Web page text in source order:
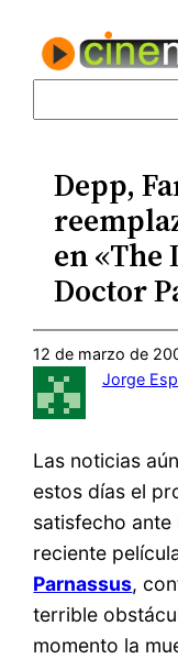
contenido
Depp,
en
Doctor
12 de marzo de
Jorge
Las noticias
estos días el
satisfecho ante
reciente
Parnassus,
terrible
momento la